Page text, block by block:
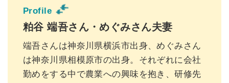
Profile
粕谷 端吾さん・めぐみさん夫妻
端吾さんは神奈川県横浜市出身、めぐみさん
は神奈川県相模原市の出身。それぞれに会社
勤めをする中で農業への興味を抱き、研修先